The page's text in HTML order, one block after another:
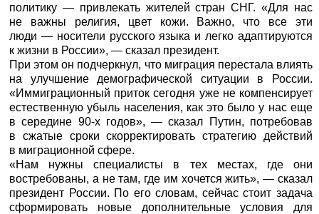
политику — привлекать жителей стран СНГ. «Для нас
не важны религия, цвет кожи. Важно, что все эти
люди — носители русского языка и легко адаптируются
к жизни в России», — сказал президент.
При этом он подчеркнул, что миграция перестала влиять
на улучшение демографической ситуации в России.
«Иммиграционный приток сегодня уже не компенсирует
естественную убыль населения, как это было у нас еще
в середине 90-х годов», — сказал Путин, потребовав
в сжатые сроки скорректировать стратегию действий
в миграционной сфере.
«Нам нужны специалисты в тех местах, где они
востребованы, а не там, где им хочется жить», — сказал
президент России. По его словам, сейчас стоит задача
сформировать новые дополнительные условия для